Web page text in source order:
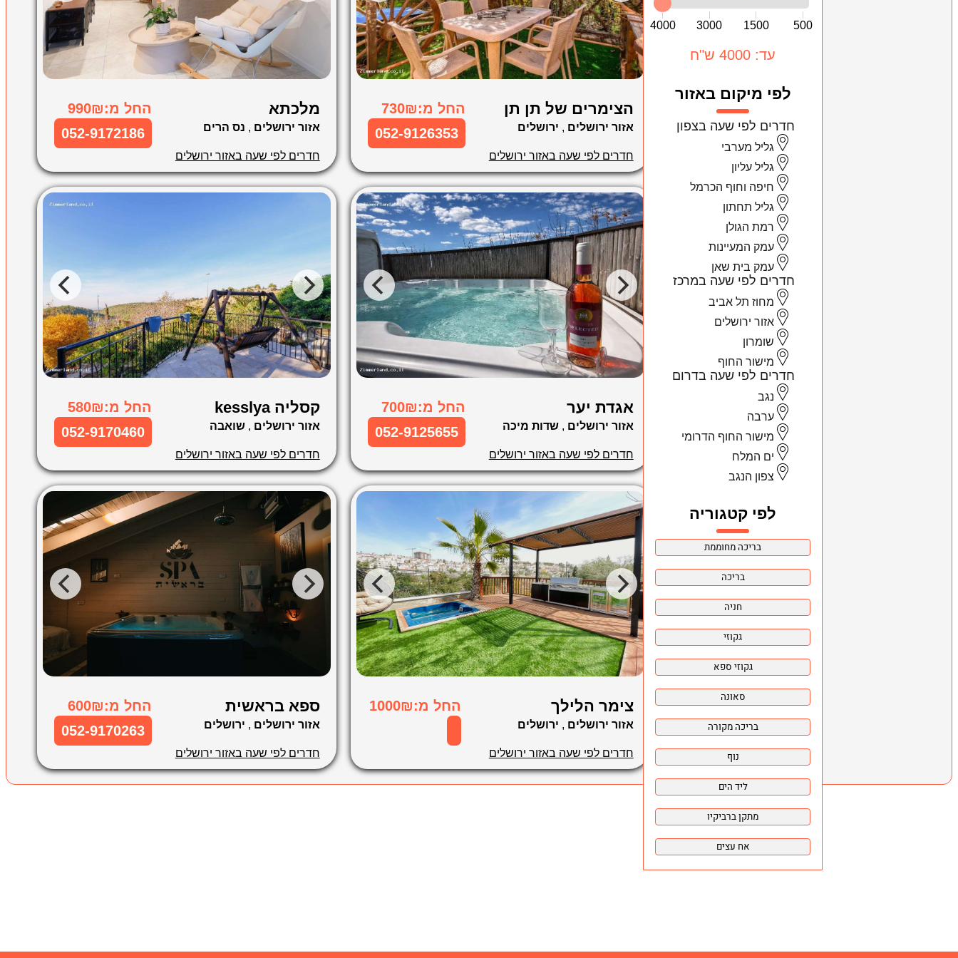
500
1500
3000
4000
עד: 4000 ש"ח
לפי מיקום באזור
חדרים לפי שעה בצפון
גליל מערבי
גליל עליון
חיפה וחוף הכרמל
גליל תחתון
רמת הגולן
עמק המעיינות
עמק בית שאן
חדרים לפי שעה במרכז
מחוז תל אביב
אזור ירושלים
שומרון
מישור החוף
חדרים לפי שעה בדרום
נגב
ערבה
מישור החוף הדרומי
ים המלח
צפון הנגב
לפי קטגוריה
הצימרים של תן תן החל מ:730₪
אזור ירושלים , ירושלים 052-9126353
חדרים לפי שעה באזור ירושלים
מלכתא החל מ:990₪
אזור ירושלים , נס הרים 052-9172186
חדרים לפי שעה באזור ירושלים
אגדת יער החל מ:700₪
אזור ירושלים ,שדות מיכה 052-9125655
חדרים לפי שעה באזור ירושלים
קסליה kesslya החל מ:580₪
אזור ירושלים ,שואבה 052-9170460
חדרים לפי שעה באזור ירושלים
צימר הלילך החל מ:1000₪
אזור ירושלים , ירושלים
חדרים לפי שעה באזור ירושלים
ספא בראשית החל מ:600₪
אזור ירושלים , ירושלים 052-9170263
חדרים לפי שעה באזור ירושלים